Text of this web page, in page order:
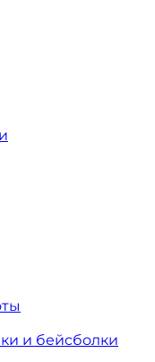
и бейсболки